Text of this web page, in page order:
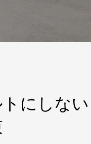
にしない